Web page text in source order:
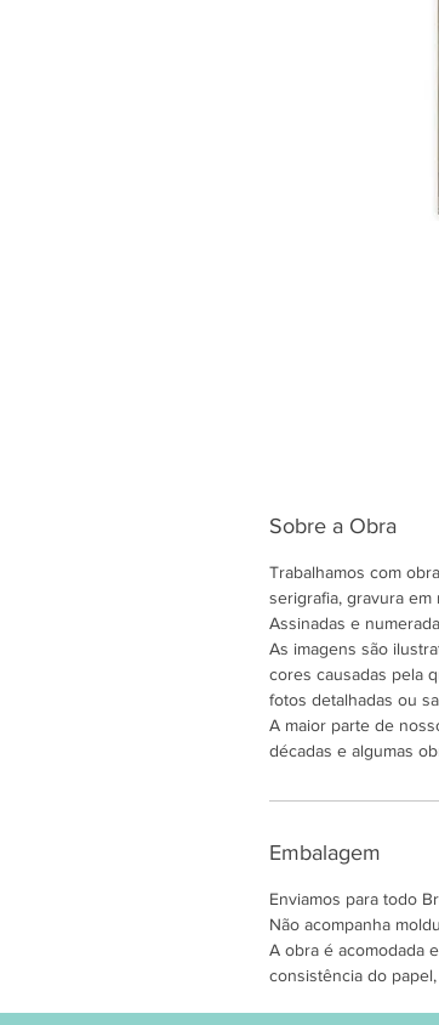
Sobre a Obra
Trabalhamos com
serigrafia, gravura em
Assinadas e
As imagens são
cores causadas pela
fotos detalhadas ou
A maior parte de
décadas e algumas
Embalagem
Enviamos para todo
Não acompanha
A obra é acomodada
consistência do